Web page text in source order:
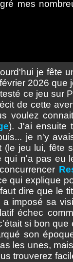
mes
je fête
2026 que
ce jeu sur
de cette
voulez
). J'ai ensuite
je n'y
(le jeu lui, fête
qui n'a pas eu
qui explique
dire que le
imposé sa
échec
si bon
son
les unes,
trouverez